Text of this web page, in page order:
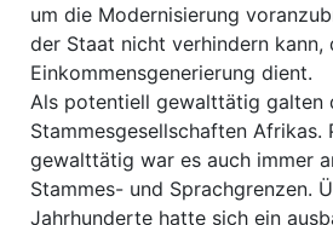
um die Modernisierung
der Staat nicht verhindern kann,
Einkommensgenerierung dient.
Als potentiell gewalttätig galten
Stammesgesellschaften Afrikas.
gewalttätig war es auch immer
Stammes- und Sprachgrenzen.
Jahrhunderte hatte sich ein